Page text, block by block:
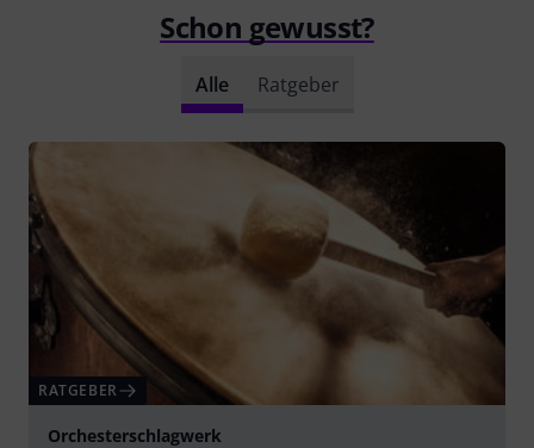
Schon gewusst?
Alle Ratgeber
RATGEBER
Orchesterschlagwerk